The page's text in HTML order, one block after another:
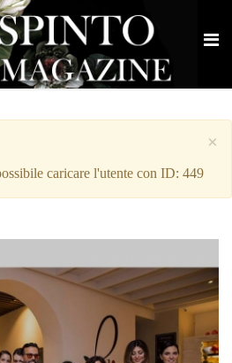
×
caricare l'utente con ID: 449